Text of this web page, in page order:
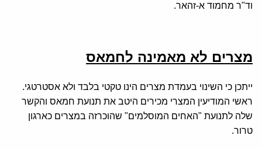
וד"ר מחמוד א-זהאר.
מצרים לא מאמינה לחמאס
ייתכן כי השינוי בעמדת מצרים הינו טקטי בלבד ולא אסטרטגי.
ראשי המודיעין המצרי מכירים היטב את תנועת חמאס והקשר
שלה לתנועת "האחים המוסלמים" שהוכרזה במצרים כארגון
טרור.